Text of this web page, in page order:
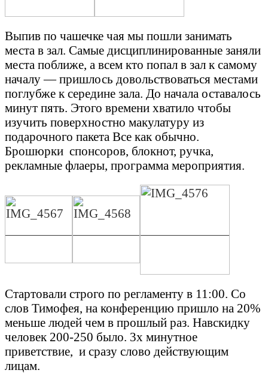
Выпив по чашечке чая мы пошли занимать
места в зал. Самые дисциплинированные заняли
места поближе, а всем кто попал в зал к самому
началу — пришлось довольствоваться местами
поглубже к середине зала. До начала оставалось
минут пять. Этого времени хватило чтобы
изучить поверхностно макулатуру из
подарочного пакета Все как обычно.
Брошюрки спонсоров, блокнот, ручка,
рекламные флаеры, программа мероприятия.
Стартовали строго по регламенту в 11:00. Со
слов Тимофея, на конференцию пришло на 20%
меньше людей чем в прошлый раз. Навскидку
человек 200-250 было. 3х минутное
приветствие, и сразу слово действующим
лицам.